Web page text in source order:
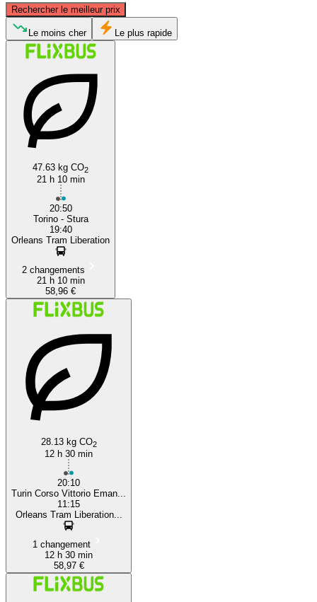
Rechercher le meilleur prix
Orléans
Le moins cher Le plus rapide
47.63 kg CO2
21 h 10 min
20:50
Torino - Stura
19:40
Orleans Tram Liberation
2 changements
21 h 10 min
58,96 €
28.13 kg CO2
12 h 30 min
20:10
Turin Corso Vittorio Eman...
11:15
Orleans Tram Liberation...
1 changement
12 h 30 min
58,97 €